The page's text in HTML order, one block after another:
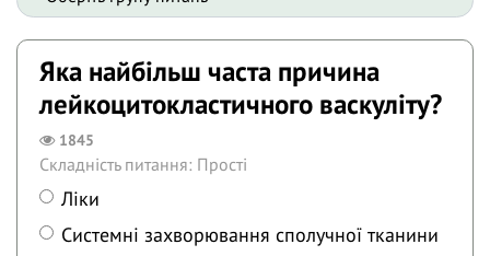
Яка найбільш часта причина
лейкоцитокластичного васкуліту?
1845
Складність питання: Прості
Ліки
Системні захворювання сполучної тканини